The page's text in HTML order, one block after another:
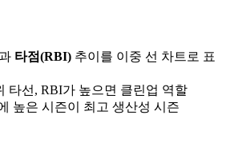
타점(RBI) 추이를 이중 선 차트로 표
타선, RBI가 높으면 클린업 역할
높은 시즌이 최고 생산성 시즌